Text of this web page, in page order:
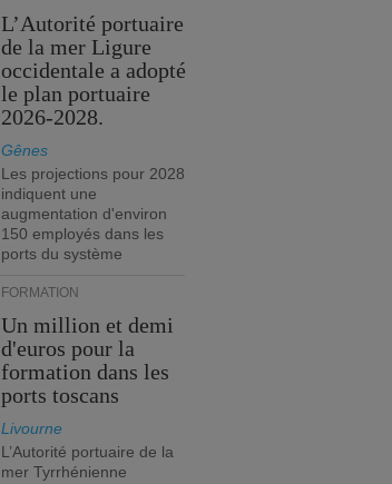
L’Autorité portuaire
de la mer Ligure
occidentale a adopté
le plan portuaire
2026-2028.
Gênes
Les projections pour 2028
indiquent une
augmentation d'environ
150 employés dans les
ports du système
FORMATION
Un million et demi
d'euros pour la
formation dans les
ports toscans
Livourne
L’Autorité portuaire de la
mer Tyrrhénienne